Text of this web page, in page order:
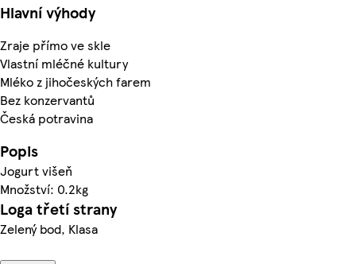
Hlavní výhody
Zraje přímo ve skle
Vlastní mléčné kultury
Mléko z jihočeských farem
Bez konzervantů
Česká potravina
Popis
Jogurt višeň
Množství: 0.2kg
Loga třetí strany
Zelený bod, Klasa